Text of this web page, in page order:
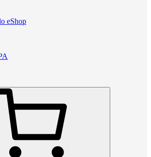
eShop